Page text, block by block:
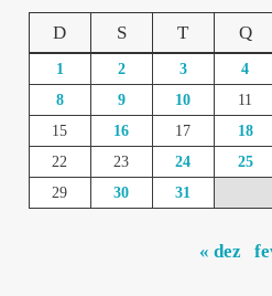
D S T Q
1 2 3 4
8
9 10 11
15
16 17 18
22
23 24 25
29
30 31
« dez